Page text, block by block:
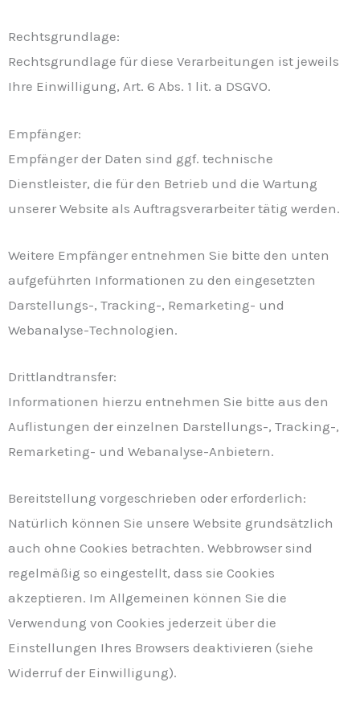
Rechtsgrundlage:
Rechtsgrundlage für diese Verarbeitungen ist jeweils
Ihre Einwilligung, Art. 6 Abs. 1 lit. a DSGVO.
Empfänger:
Empfänger der Daten sind ggf. technische
Dienstleister, die für den Betrieb und die Wartung
unserer Website als Auftragsverarbeiter tätig werden.
Weitere Empfänger entnehmen Sie bitte den unten
aufgeführten Informationen zu den eingesetzten
Darstellungs-, Tracking-, Remarketing- und
Webanalyse-Technologien.
Drittlandtransfer:
Informationen hierzu entnehmen Sie bitte aus den
Auflistungen der einzelnen Darstellungs-, Tracking-,
Remarketing- und Webanalyse-Anbietern.
Bereitstellung vorgeschrieben oder erforderlich:
Natürlich können Sie unsere Website grundsätzlich
auch ohne Cookies betrachten. Webbrowser sind
regelmäßig so eingestellt, dass sie Cookies
akzeptieren. Im Allgemeinen können Sie die
Verwendung von Cookies jederzeit über die
Einstellungen Ihres Browsers deaktivieren (siehe
Widerruf der Einwilligung).